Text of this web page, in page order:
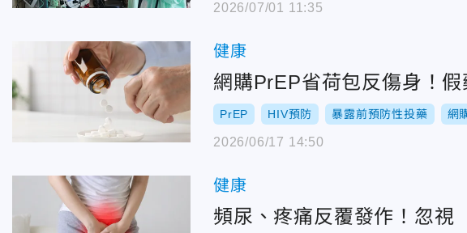
2026/07/01 11:35
健康
網購PrEP省荷包反傷身！
PrEP HIV預防 暴露前預防性投藥 網
2026/06/17 14:50
健康
頻尿、疼痛反覆發作！忽視